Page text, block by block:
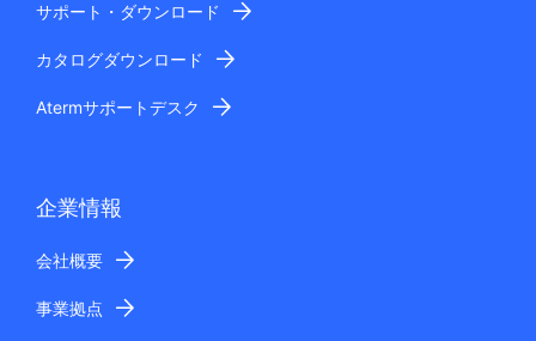
サポート・ダウンロード
カタログダウンロード
Atermサポートデスク
企業情報
会社概要
事業拠点